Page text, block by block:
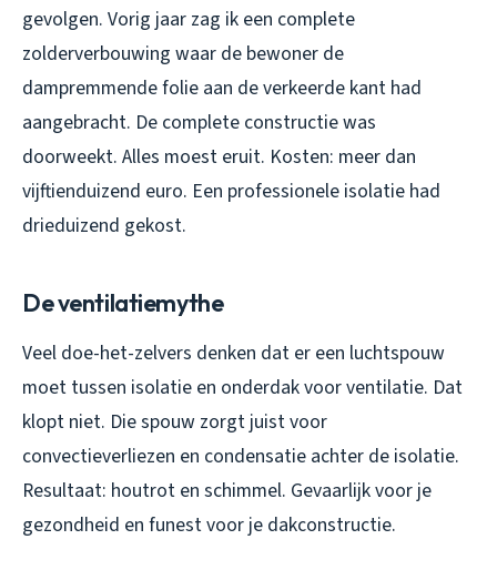
gevolgen. Vorig jaar zag ik een complete
zolderverbouwing waar de bewoner de
dampremmende folie aan de verkeerde kant had
aangebracht. De complete constructie was
doorweekt. Alles moest eruit. Kosten: meer dan
vijftienduizend euro. Een professionele isolatie had
drieduizend gekost.
De ventilatiemythe
Veel doe-het-zelvers denken dat er een luchtspouw
moet tussen isolatie en onderdak voor ventilatie. Dat
klopt niet. Die spouw zorgt juist voor
convectieverliezen en condensatie achter de isolatie.
Resultaat: houtrot en schimmel. Gevaarlijk voor je
gezondheid en funest voor je dakconstructie.